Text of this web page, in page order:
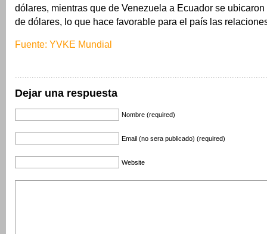
dólares, mientras que de Venezuela a Ecuador se
de dólares, lo que hace favorable para el país las
Fuente: YVKE Mundial
Dejar una respuesta
Nombre (required)
Email (no sera publicado) (required)
Website